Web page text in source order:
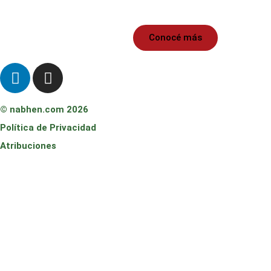
Conocé más
© nabhen.com 2026
Política de Privacidad
Atribuciones